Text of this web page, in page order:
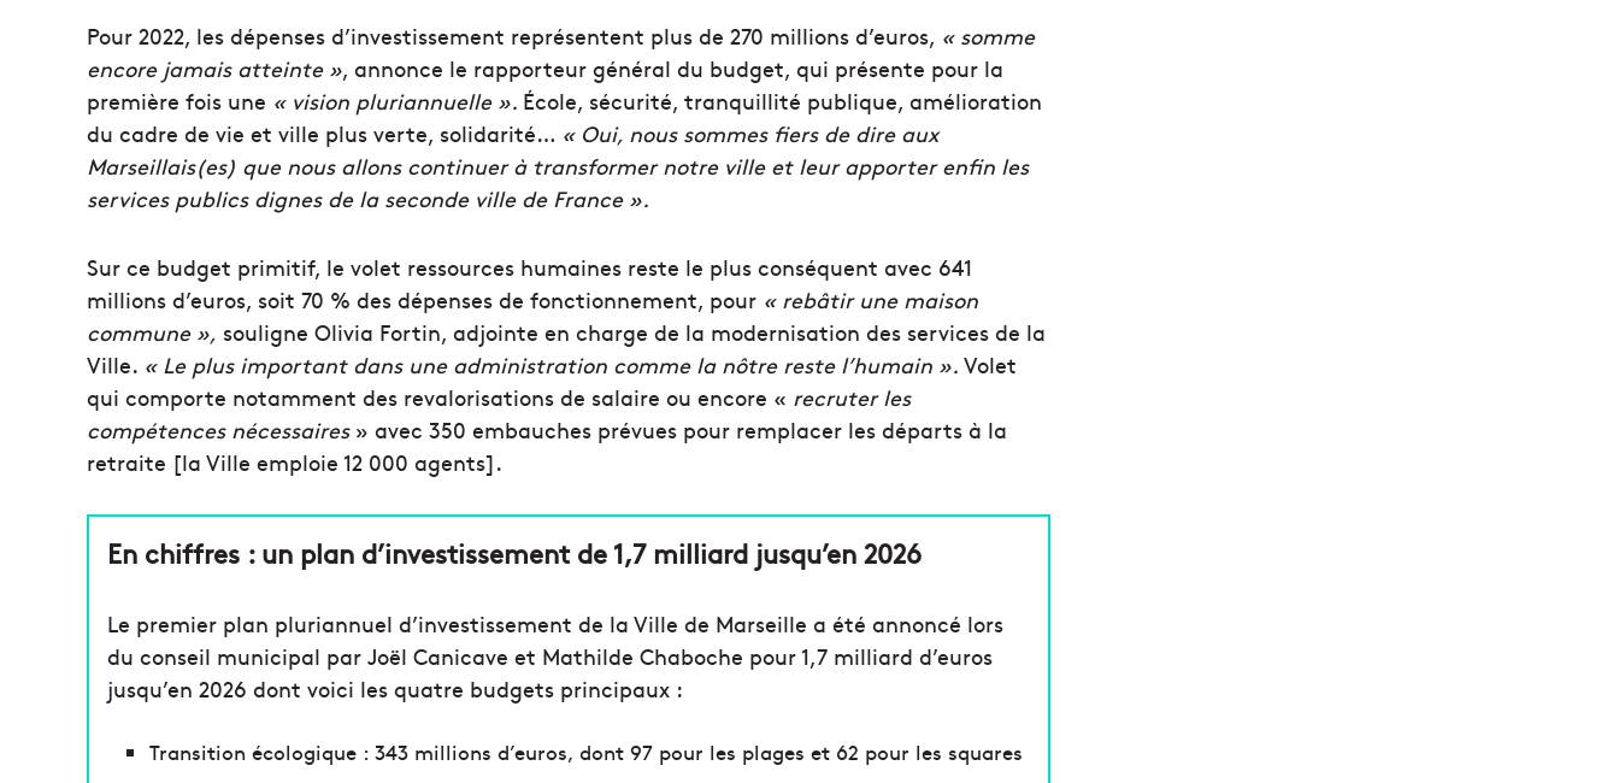
Pour 2022, les dépenses d’investissement représentent plus de 270 millions d’euros, « somme
encore jamais atteinte », annonce le rapporteur général du budget, qui présente pour la
première fois une « vision pluriannuelle ». École, sécurité, tranquillité publique, amélioration
du cadre de vie et ville plus verte, solidarité… « Oui, nous sommes fiers de dire aux
Marseillais(es) que nous allons continuer à transformer notre ville et leur apporter enfin les
services publics dignes de la seconde ville de France ».
Sur ce budget primitif, le volet ressources humaines reste le plus conséquent avec 641
millions d’euros, soit 70 % des dépenses de fonctionnement, pour « rebâtir une maison
commune », souligne Olivia Fortin, adjointe en charge de la modernisation des services de la
Ville. « Le plus important dans une administration comme la nôtre reste l’humain ». Volet
qui comporte notamment des revalorisations de salaire ou encore « recruter les
compétences nécessaires» avec 350 embauches prévues pour remplacer les départs à la
retraite [la Ville emploie 12 000 agents].
En chiffres : un plan d’investissement de 1,7 milliard jusqu’en 2026
Le premier plan pluriannuel d’investissement de la Ville de Marseille a été annoncé lors
du conseil municipal par Joël Canicave et Mathilde Chaboche pour1,7 milliard d’euros
jusqu’en 2026 dont voici les quatre budgets principaux :
Transition écologique : 343 millions d’euros, dont 97 pour les plages et 62 pour les squares